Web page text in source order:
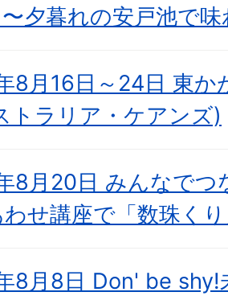
夕暮れの安戸池で
8月16日～24日 東か
トラリア・ケアンズ)
8月20日 みんなで
せ講座で「数珠く
8月8日 Don' be shy!